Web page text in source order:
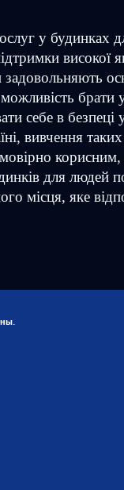
у будинках
високої
задовольняють
брати
себе в
вивчення таких
корисним,
для людей
місця, яке